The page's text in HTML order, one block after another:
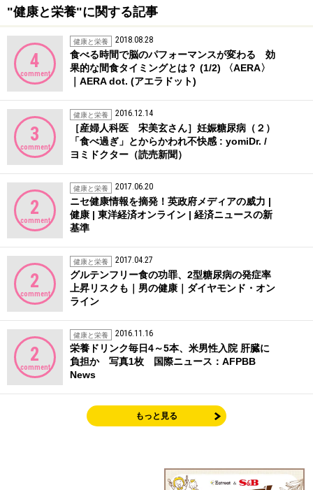
"健康と栄養"に関する記事
4
comment
健康と栄養 2018.08.28
食べる時間で脳のパフォーマンスが変わる 効
果的な間食タイミングとは？ (1/2) 〈AERA〉
｜AERA dot. (アエラドット)
3
comment
健康と栄養 2016.12.14
［産婦人科医 宋美玄さん］妊娠糖尿病（２）
「食べ過ぎ」とからかわれ不快感 : yomiDr. /
ヨミドクター（読売新聞）
2
comment
健康と栄養 2017.06.20
ニセ健康情報を摘発！英政府メディアの威力 |
健康 | 東洋経済オンライン | 経済ニュースの新
基準
2
comment
健康と栄養 2017.04.27
グルテンフリー食の功罪、2型糖尿病の発症率
上昇リスクも｜男の健康｜ダイヤモンド・オン
ライン
2
comment
健康と栄養 2016.11.16
栄養ドリンク毎日4～5本、米男性入院 肝臓に
負担か 写真1枚 国際ニュース：AFPBB
News
もっと見る